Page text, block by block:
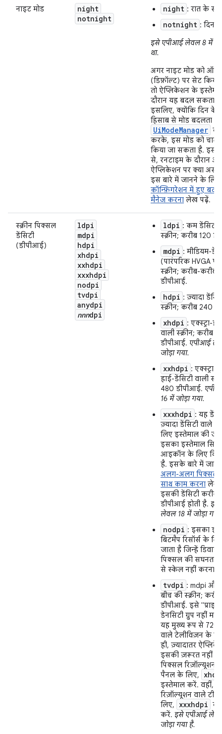
नाइट मोड
night
notnight
night : रात के
notnight : दिन
इसे एपीआई लेवल 8 में
था.
अगर नाइट मोड को ऑटो
(डिफ़ॉल्ट) पर सेट किया
तो ऐप्लिकेशन के
दौरान यह बदल सकता
इसलिए, क्योंकि दिन के
हिसाब से मोड बदलता है.
UiModeManager
करके, इस मोड को चालू
किया जा सकता है.
से, रनटाइम के दौरान
ऐप्लिकेशन पर क्या असर
इस बारे में जानने के लिए,
कॉन्फ़िगरेशन में हुए
मैनेज करना लेख पढ़ें.
स्क्रीन पिक्सल
डेंसिटी
(डीपीआई)
ldpi
mdpi
hdpi
xhdpi
xxhdpi
xxxhdpi
nodpi
tvdpi
anydpi
nnndpi
ldpi : कम डेंसिटी
स्क्रीन; करीब 120
mdpi : मीडियम-
(पारंपरिक HVGA
स्क्रीन; करीब-करीब
डीपीआई.
hdpi : ज़्यादा
स्क्रीन; करीब 240
xhdpi : एक्स्ट्रा-
वाली स्क्रीन; करीब
डीपीआई. एपीआई
जोड़ा गया.
xxhdpi : एक्स्ट्रा-
हाई-डेंसिटी वाली
480 डीपीआई.
16 में जोड़ा गया.
xxxhdpi : यह
ज़्यादा डेंसिटी वाले
लिए इस्तेमाल की
इसका इस्तेमाल सिर्फ़
आइकॉन के लिए
है. इसके बारे में
अलग-अलग पिक्सल
साथ काम करना लेख
इसकी डेंसिटी करीब
डीपीआई होती है. इसे
लेवल 18 में जोड़ा गया
nodpi : इसका
बिटमैप रिसॉर्स के
जाता है जिन्हें
पिक्सल की सघनता
से स्केल नहीं करना
tvdpi : mdpi और
बीच की स्क्रीन; करीब
डीपीआई. इसे
डेनसिटी ग्रुप नहीं
यह मुख्य रूप से 720
वाले टेलीविज़न के
ही, ज़्यादातर
इसकी ज़रूरत नहीं
पिक्सल रिज़ॉल्यूशन
पैनल के लिए,
इस्तेमाल करें. वहीं,
रिज़ॉल्यूशन वाले
लिए,
xxxhdpi
करें. इसे एपीआई
जोड़ा गया है.